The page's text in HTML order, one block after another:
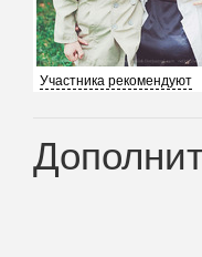
Участника рекомендуют